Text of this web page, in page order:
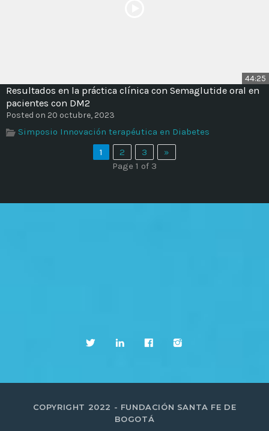
44:25
Resultados en la práctica clínica con Semaglutide oral en
pacientes con DM2
Posted on 20 octubre, 2023
Simposio Innovación terapéutica en Diabetes
1
2 3
»
Page 1 of 3
COPYRIGHT 2022 - FUNDACIÓN SANTA FE DE
BOGOTÁ